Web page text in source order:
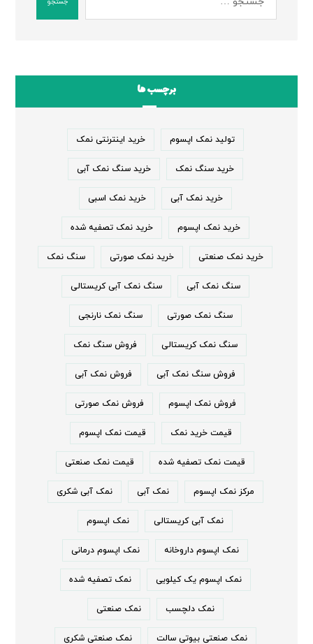
برچسب ها
تولید نمک اپسوم خرید اینترنتی نمک
خرید سنگ نمک خرید سنگ نمک آبی
خرید نمک آبی خرید نمک اسبی
خرید نمک اپسوم خرید نمک تصفیه شده
خرید نمک صنعتی خرید نمک صورتی سنگ نمک
سنگ نمک آبی سنگ نمک آبی کریستالی
سنگ نمک صورتی سنگ نمک نارنجی
سنگ نمک کریستالی فروش سنگ نمک
فروش سنگ نمک آبی فروش نمک آبی
فروش نمک اپسوم فروش نمک صورتی
قیمت خرید نمک قیمت نمک اپسوم
قیمت نمک تصفیه شده قیمت نمک صنعتی
مرکز نمک اپسوم نمک آبی نمک آبی شکری
نمک آبی کریستالی نمک اپسوم
نمک اپسوم داروخانه نمک اپسوم درمانی
نمک اپسوم یک کیلویی نمک تصفیه شده
نمک دلچسب نمک صنعتی
نمک صنعتی بیوتی سالت نمک صنعتی شکری